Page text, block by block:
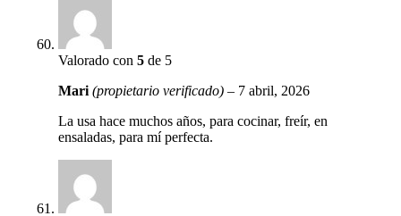
Valorado con5 de 5
Mari(propietario verificado) – 7 abril, 2026
La usa hace muchos años, para cocinar, freír, en
ensaladas, para mí perfecta.